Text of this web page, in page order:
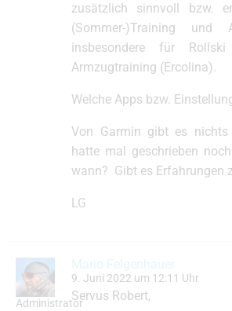
zusätzlich sinnvoll bzw.
(Sommer-)Training und
insbesondere für
Armzugtraining (Ercolina).
Welche Apps bzw.
Von Garmin gibt es
hatte mal geschrieben
wann? Gibt es Erfahrungen
LG
Administrator
Mario Felgenhauer
9. Juni 2022 um 12:11 Uhr
Servus Robert,